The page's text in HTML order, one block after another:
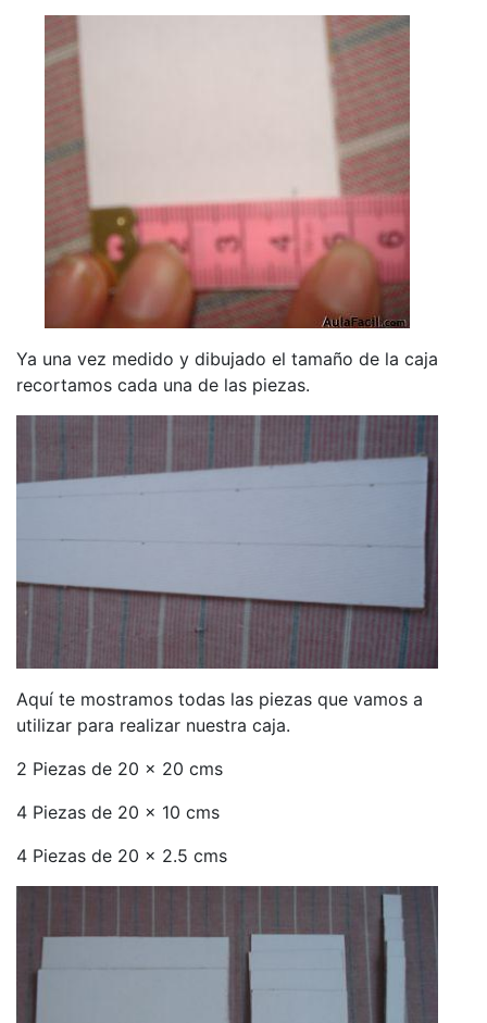
Ya una vez medido y dibujado el tamaño de la caja
recortamos cada una de las piezas.
Aquí te mostramos todas las piezas que vamos a
utilizar para realizar nuestra caja.
2 Piezas de 20 x 20 cms
4 Piezas de 20 x 10 cms
4 Piezas de 20 x 2.5 cms